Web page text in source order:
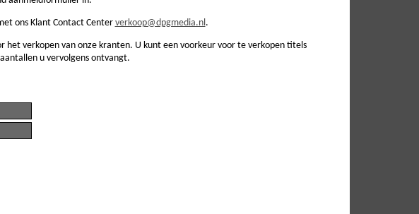
ons Klant Contact Center verkoop@dpgmedia.nl.
het verkopen van onze kranten. U kunt een voorkeur voor te verkopen titels
u vervolgens ontvangt.